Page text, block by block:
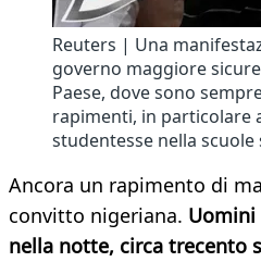
Reuters | Una
governo maggiore
Paese, dove sono
rapimenti, in particolare
studentesse nella
​Ancora un rapimento di
convitto nigeriana.
nella notte, circa trecento